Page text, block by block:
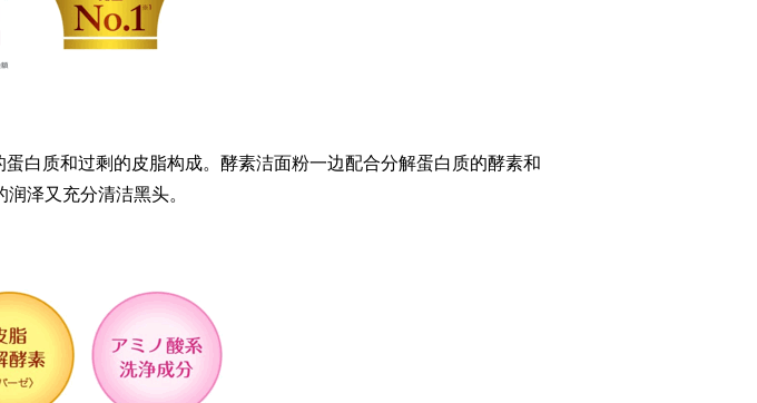
质和过剩的皮脂构成。酵素洁面粉一边配合分解蛋白质的酵素和
泽又充分清洁黑头。